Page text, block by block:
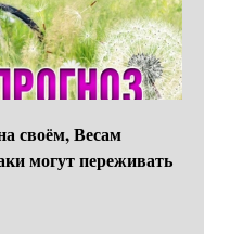
своём, Весам
могут переживать